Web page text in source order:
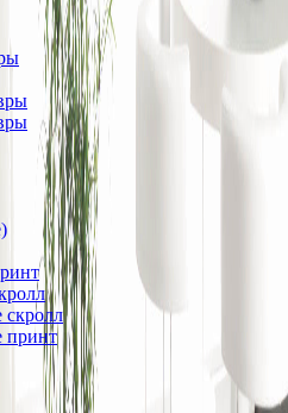
принт